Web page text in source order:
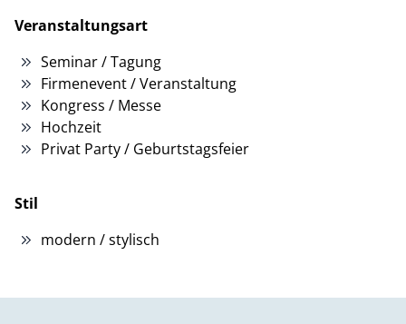
Veranstaltungsart
Seminar / Tagung
Firmenevent / Veranstaltung
Kongress / Messe
Hochzeit
Privat Party / Geburtstagsfeier
Stil
modern / stylisch